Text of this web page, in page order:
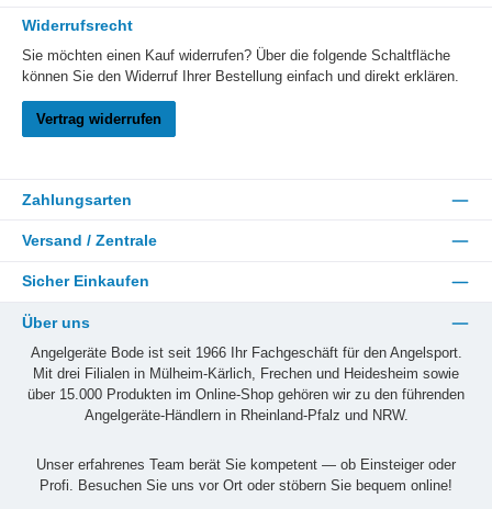
Widerrufsrecht
Sie möchten einen Kauf widerrufen? Über die folgende Schaltfläche
können Sie den Widerruf Ihrer Bestellung einfach und direkt erklären.
Vertrag widerrufen
Zahlungsarten
Versand / Zentrale
Sicher Einkaufen
Über uns
Angelgeräte Bode ist seit 1966 Ihr Fachgeschäft für den Angelsport.
Mit drei Filialen in Mülheim-Kärlich, Frechen und Heidesheim sowie
über 15.000 Produkten im Online-Shop gehören wir zu den führenden
Angelgeräte-Händlern in Rheinland-Pfalz und NRW.
Unser erfahrenes Team berät Sie kompetent — ob Einsteiger oder
Profi. Besuchen Sie uns vor Ort oder stöbern Sie bequem online!